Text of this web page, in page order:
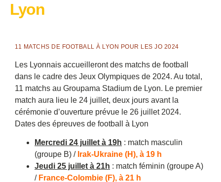
Lyon
11 MATCHS DE FOOTBALL À LYON POUR LES JO 2024
Les Lyonnais accueilleront des matchs de football
dans le cadre des Jeux Olympiques de 2024. Au total,
11 matchs au Groupama Stadium de Lyon. Le premier
match aura lieu le 24 juillet, deux jours avant la
cérémonie d’ouverture prévue le 26 juillet 2024.
Dates des épreuves de football à Lyon
Mercredi 24 juillet à 19h : match masculin
(groupe B) / Irak-Ukraine (H), à 19 h
Jeudi 25 juillet à 21h : match féminin (groupe A)
/ France-Colombie (F), à 21 h